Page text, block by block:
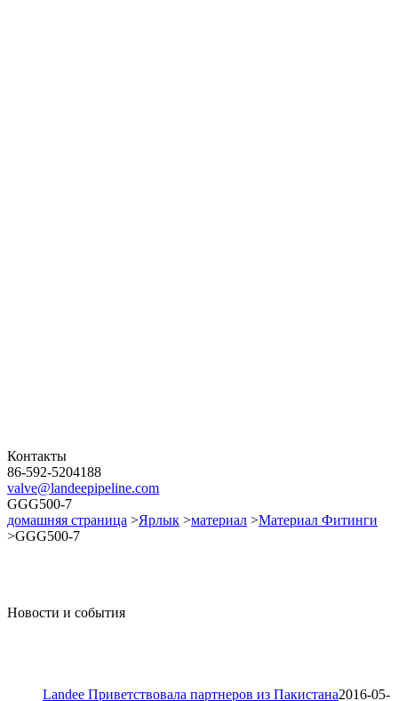
Контакты
86-592-5204188
valve@landeepipeline.com
GGG500-7
домашняя страница >Ярлык >материал >Материал Фитинги
>GGG500-7
Новости и события
Landee Приветствовала партнеров из Пакистана2016-05-